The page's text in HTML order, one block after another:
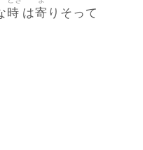
時 は寄 りそって